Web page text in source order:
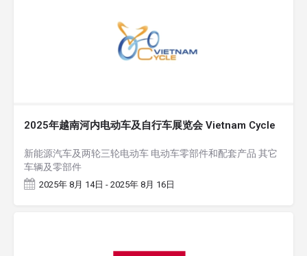
2025年越南河内电动车及自行车展览会 Vietnam Cycle
新能源汽车及两轮三轮电动车 电动车零部件和配套产品 其它
车辆及零部件
2025年 8月 14日 - 2025年 8月 16日